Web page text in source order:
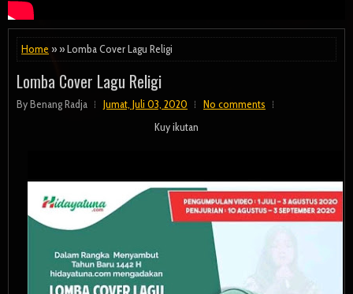
Home » » Lomba Cover Lagu Religi
Lomba Cover Lagu Religi
ByBenang Radja Jumat, Juli 03, 2020
No comments
Kuy ikutan